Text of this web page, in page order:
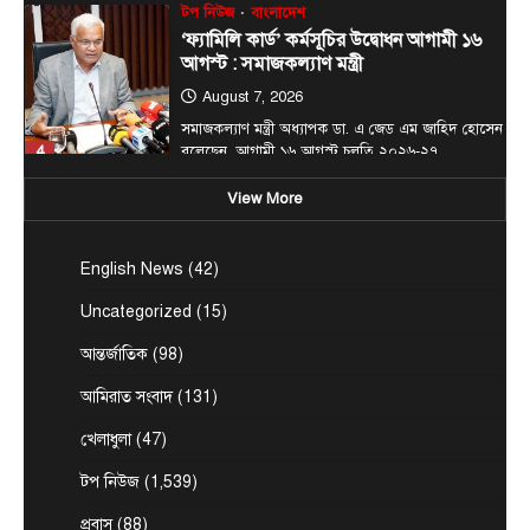
4
টপ নিউজ বাংলাদেশ
‘ফ্যামিলি কার্ড’ কর্মসূচির উদ্বোধন আগামী ১৬
আগস্ট : সমাজকল্যাণ মন্ত্রী
August 7, 2026
সমাজকল্যাণ মন্ত্রী অধ্যাপক ডা. এ জেড এম জাহিদ হোসেন
বলেছেন, আগামী ১৬ আগস্ট চলতি ২০২৬-২৭…
August 7, 2026
দেশের তিনটি মন্ত্রণালয় ও দুইটি দপ্তরে নতুন সচিব নিয়োগ
দিয়েছে সরকার। আজ (বৃহস্পতিবার) এ সংক্রান্ত…
জেলা সংবাদ
প্রধানমন্ত্রী হিসাবে ২০ বছরের ব্যবধানে মা-
ছেলের বাঁশখালী সফর
এনামুল হক রাশেদী, চট্টগ্রামঃ ★ দুই দশক পর আবার
প্রধানমন্ত্রীর অপেক্ষায় বাঁশখালী—সেদিন ছিল জনতার ঢল,…
View More
English News (42)
Uncategorized (15)
আন্তর্জাতিক (98)
আমিরাত সংবাদ(131)
খেলাধুলা(47)
টপ নিউজ (1,539)
প্রবাস(88)